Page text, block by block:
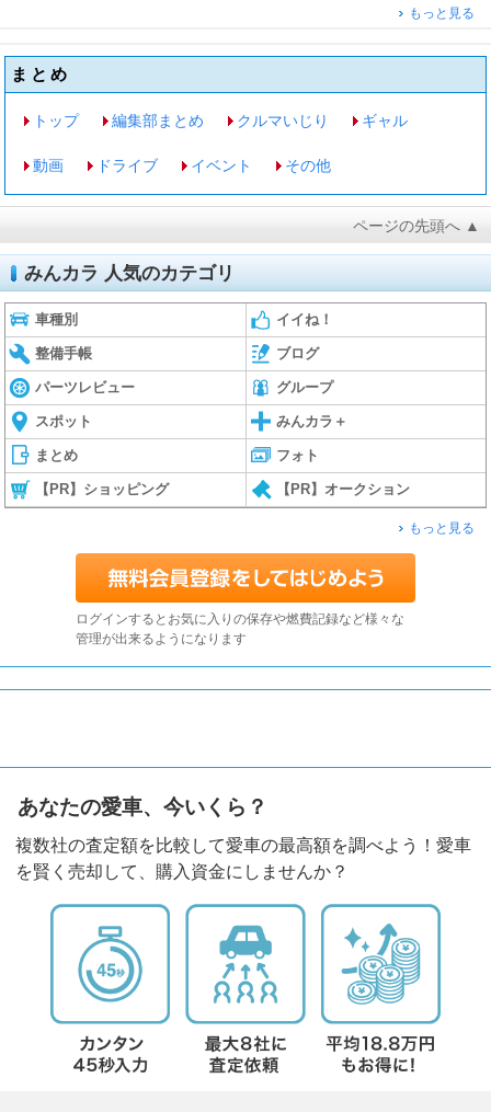
もっと見る
まとめ
トップ 編集部まとめ クルマいじり ギャル
動画 ドライブ イベント その他
ページの先頭へ ▲
みんカラ 人気のカテゴリ
車種別 イイね！
整備手帳 ブログ
パーツレビュー グループ
スポット みんカラ＋
まとめ フォト
【PR】ショッピング 【PR】オークション
もっと見る
ログインするとお気に入りの保存や燃費記録など様々な
管理が出来るようになります
あなたの愛車、今いくら？
複数社の査定額を比較して愛車の最高額を調べよう！愛車
を賢く売却して、購入資金にしませんか？